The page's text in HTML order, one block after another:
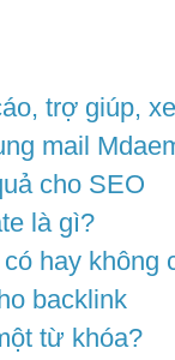
trợ giúp,
mail
cho SEO
là gì?
hay không
backlink
từ khóa?